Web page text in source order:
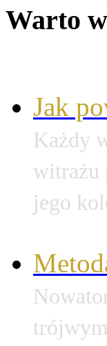
Warto
Jak
Każdy
witrażu
jego